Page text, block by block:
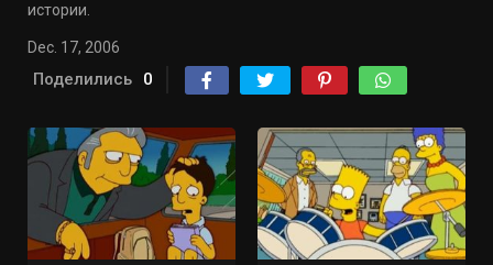
истории.
Dec. 17, 2006
Поделились 0